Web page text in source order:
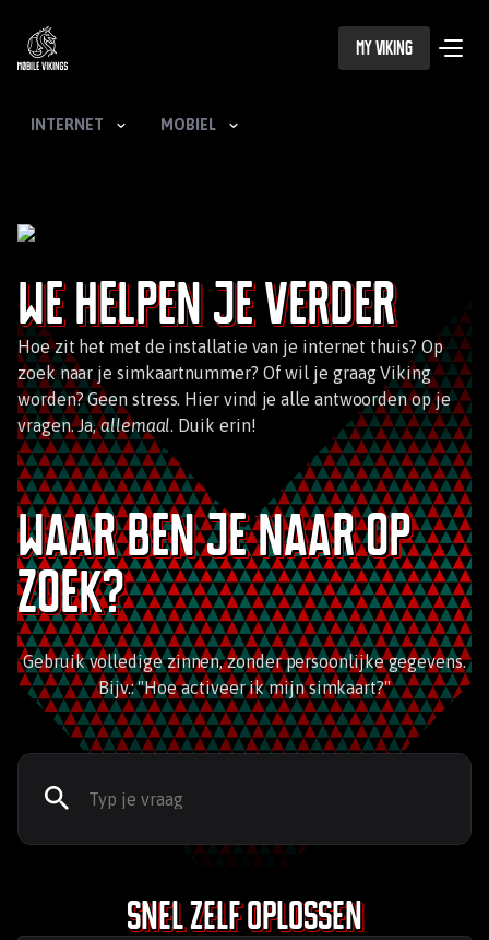
My Viking
INTERNET MOBIEL
We helpen je verder
Hoe zit het met de installatie van je internet thuis? Op
zoek naar je simkaartnummer? Of wil je graag Viking
worden? Geen stress. Hier vind je alle antwoorden op je
vragen. Ja,allemaal. Duik erin!
Waar ben je naar op
zoek?
Gebruik volledige zinnen, zonder persoonlijke gegevens.
Bijv.: "Hoe activeer ik mijn simkaart?"
Snel zelf oplossen